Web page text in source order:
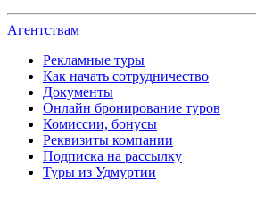
Агентствам
Рекламные туры
Как начать сотрудничество
Документы
Онлайн бронирование туров
Комиссии, бонусы
Реквизиты компании
Подписка на рассылку
Туры из Удмуртии